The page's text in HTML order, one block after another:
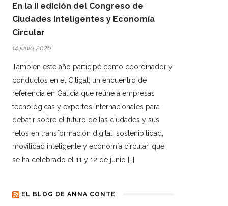
En la II edición del Congreso de
Ciudades Inteligentes y Economía
Circular
14 junio, 2026
Tambien este año participé como coordinador y
conductos en el Citigal; un encuentro de
referencia en Galicia que reúne a empresas
tecnológicas y expertos internacionales para
debatir sobre el futuro de las ciudades y sus
retos en transformación digital, sostenibilidad,
movilidad inteligente y economía circular, que
se ha celebrado el 11 y 12 de junio […]
EL BLOG DE ANNA CONTE